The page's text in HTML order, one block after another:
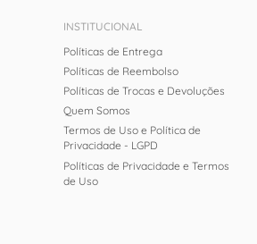
INSTITUCIONAL
Políticas de Entrega
Políticas de Reembolso
Políticas de Trocas e Devoluções
Quem Somos
Termos de Uso e Política de
Privacidade - LGPD
Políticas de Privacidade e Termos
de Uso